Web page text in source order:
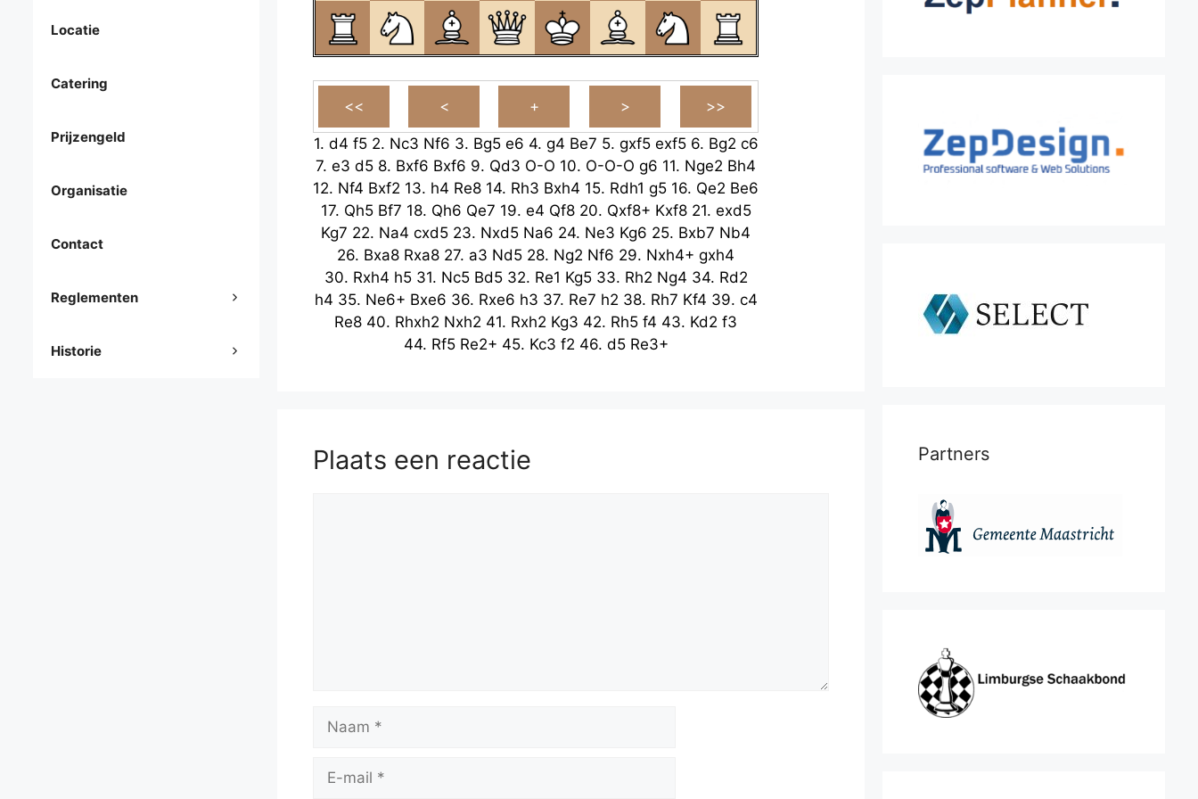
1. d4 f5 2. Nc3 Nf6 3. Bg5 e6 4. g4 Be7 5. gxf5 exf5 6. Bg2 c6
7. e3 d5 8. Bxf6 Bxf6 9. Qd3 O-O 10. O-O-O g6 11. Nge2 Bh4
12. Nf4 Bxf2 13. h4 Re8 14. Rh3 Bxh4 15. Rdh1 g5 16. Qe2 Be6
17. Qh5 Bf7 18. Qh6 Qe7 19. e4 Qf8 20. Qxf8+ Kxf8 21. exd5
Kg7 22. Na4 cxd5 23. Nxd5 Na6 24. Ne3 Kg6 25. Bxb7 Nb4
26. Bxa8 Rxa8 27. a3 Nd5 28. Ng2 Nf6 29. Nxh4+ gxh4
30. Rxh4 h5 31. Nc5 Bd5 32. Re1 Kg5 33. Rh2 Ng4 34. Rd2
h4 35. Ne6+ Bxe6 36. Rxe6 h3 37. Re7 h2 38. Rh7 Kf4 39. c4
Re8 40. Rhxh2 Nxh2 41. Rxh2 Kg3 42. Rh5 f4 43. Kd2 f3
44. Rf5 Re2+ 45. Kc3 f2 46. d5 Re3+
Plaats een reactie
mail
Locatie
Catering
Prijzengeld
Organisatie
Contact
Reglementen
Historie
Partners